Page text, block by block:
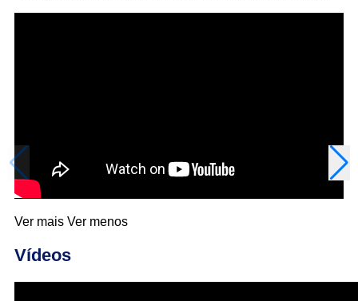
Ver mais Ver menos
Vídeos